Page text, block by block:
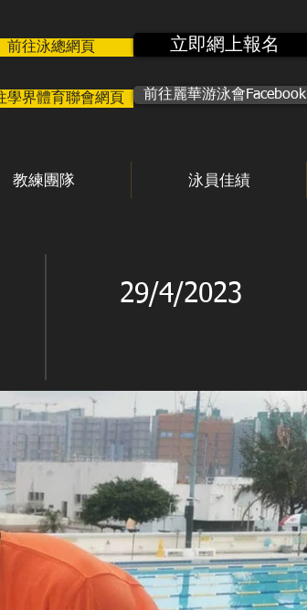
前往泳總網頁 立即網上報名
學界體育聯會網頁 前往麗華游泳會Facebook
教練團隊 泳員佳績
29/4/2023